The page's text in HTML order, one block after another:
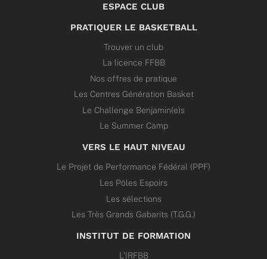
ESPACE CLUB
PRATIQUER LE BASKETBALL
Trouver un club
La licence FFBB
Nos offres de pratique
Les Centres Génération Basket
Le Challenge Benjamin(e)s
Le Summer Camp
VERS LE HAUT NIVEAU
Le Projet de Performance Fédéral (PPF)
Les Pôles Espoirs
Les sélections
Les Très Grands Gabarits (T.G.G.)
INSTITUT DE FORMATION
L’IRFBB